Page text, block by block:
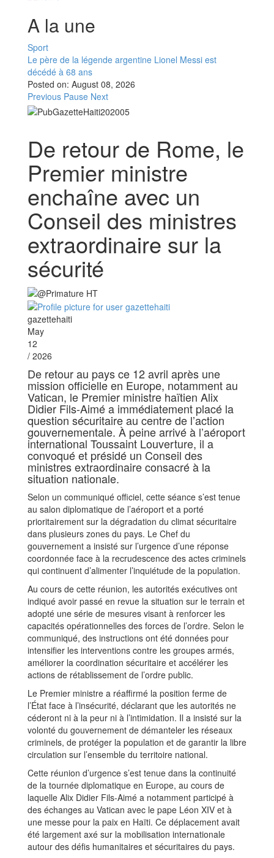
A la une
Sport
Le père de la légende argentine Lionel Messi est
décédé à 68 ans
Posted on: August 08, 2026
Previous Pause Next
De retour de Rome, le
Premier ministre
enchaîne avec un
Conseil des ministres
extraordinaire sur la
sécurité
gazettehaiti
May
12
/ 2026
De retour au pays ce 12 avril après une
mission officielle en Europe, notamment au
Vatican, le Premier ministre haïtien Alix
Didier Fils-Aimé a immédiatement placé la
question sécuritaire au centre de l’action
gouvernementale. À peine arrivé à l’aéroport
international Toussaint Louverture, il a
convoqué et présidé un Conseil des
ministres extraordinaire consacré à la
situation nationale.
Selon un communiqué officiel, cette séance s’est tenue
au salon diplomatique de l’aéroport et a porté
prioritairement sur la dégradation du climat sécuritaire
dans plusieurs zones du pays. Le Chef du
gouvernement a insisté sur l’urgence d’une réponse
coordonnée face à la recrudescence des actes criminels
qui continuent d’alimenter l’inquiétude de la population.
Au cours de cette réunion, les autorités exécutives ont
indiqué avoir passé en revue la situation sur le terrain et
adopté une série de mesures visant à renforcer les
capacités opérationnelles des forces de l’ordre. Selon le
communiqué, des instructions ont été données pour
intensifier les interventions contre les groupes armés,
améliorer la coordination sécuritaire et accélérer les
actions de rétablissement de l’ordre public.
Le Premier ministre a réaffirmé la position ferme de
l’État face à l’insécurité, déclarant que les autorités ne
céderont ni à la peur ni à l’intimidation. Il a insisté sur la
volonté du gouvernement de démanteler les réseaux
criminels, de protéger la population et de garantir la libre
circulation sur l’ensemble du territoire national.
Cette réunion d’urgence s’est tenue dans la continuité
de la tournée diplomatique en Europe, au cours de
laquelle Alix Didier Fils-Aimé a notamment participé à
des échanges au Vatican avec le pape Léon XIV et à
une messe pour la paix en Haïti. Ce déplacement avait
été largement axé sur la mobilisation internationale
autour des défis humanitaires et sécuritaires du pays.